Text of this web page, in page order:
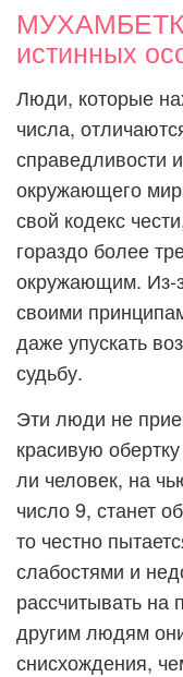
истинных
Люди, которые
числа,
справедливости
окружающего
свой кодекс
гораздо более
окружающим. Из-
своими
даже упускать
судьбу.
Эти люди не
красивую
ли человек, на
число 9, станет
то честно
слабостями и
рассчитывать на
другим людям
снисхождения,